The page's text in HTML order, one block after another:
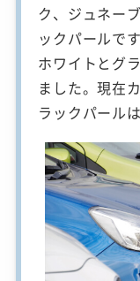
ク、ジュネー
ックパールで
ホワイトとグ
ました。現在
ラックパール